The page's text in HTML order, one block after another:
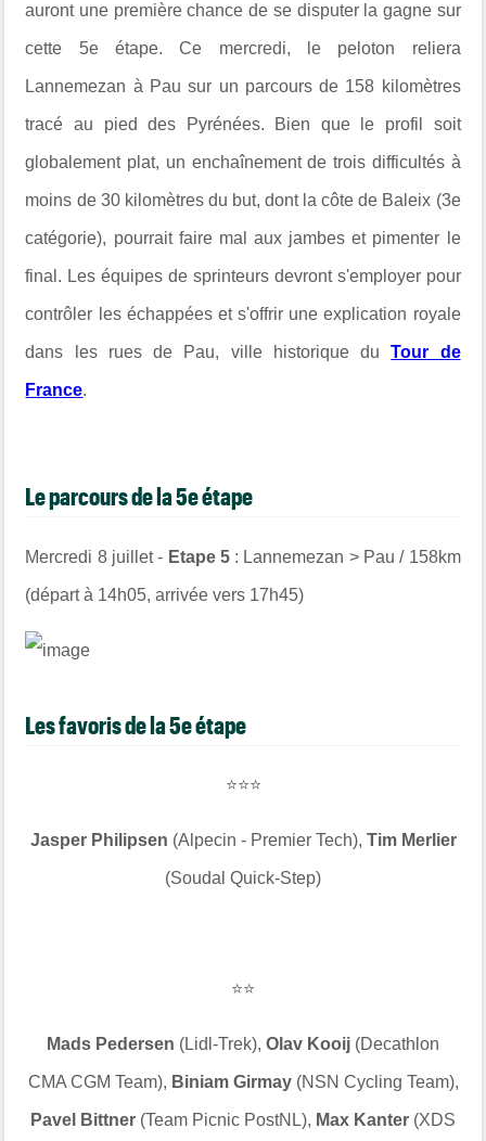
auront une première chance de se disputer la gagne sur
cette 5e étape. Ce mercredi, le peloton reliera
Lannemezan à Pau sur un parcours de 158 kilomètres
tracé au pied des Pyrénées. Bien que le profil soit
globalement plat, un enchaînement de trois difficultés à
moins de 30 kilomètres du but, dont la côte de Baleix (3e
catégorie), pourrait faire mal aux jambes et pimenter le
final. Les équipes de sprinteurs devront s'employer pour
contrôler les échappées et s'offrir une explication royale
dans les rues de Pau, ville historique duTour de
France.
Le parcours de la 5e étape
Mercredi 8 juillet - Etape 5: Lannemezan > Pau / 158km
(départ à 14h05, arrivée vers 17h45)
Les favoris de la 5e étape
⭐️⭐️⭐️
Jasper Philipsen (Alpecin - Premier Tech), Tim Merlier
(Soudal Quick-Step)
⭐️⭐️
Mads Pedersen (Lidl-Trek), Olav Kooij (Decathlon
CMA CGM Team), Biniam Girmay(NSN Cycling Team),
Pavel Bittner (Team Picnic PostNL), Max Kanter (XDS